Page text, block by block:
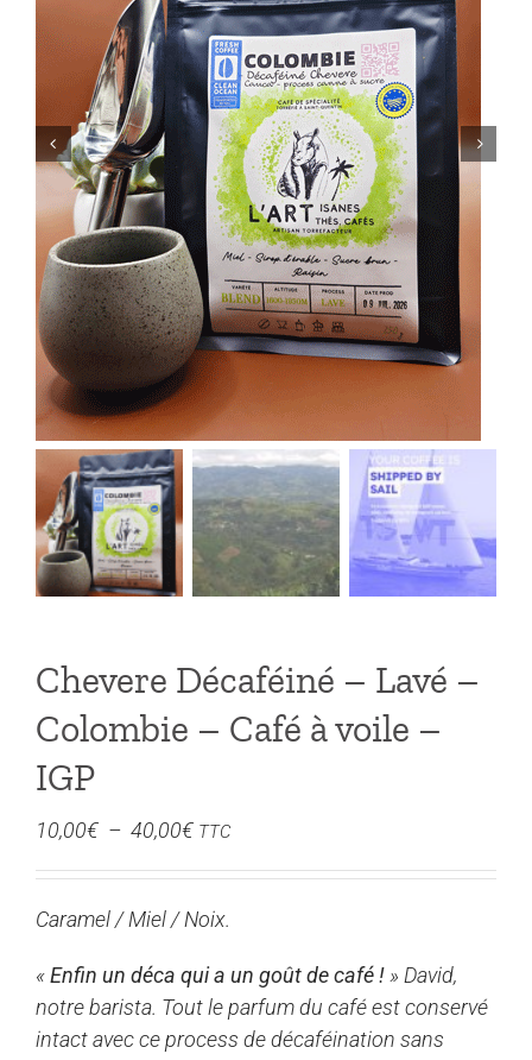
Chevere Décaféiné – Lavé –
Colombie – Café à voile –
IGP
10,00€ – 40,00€Plage
10,00€
40,00€
TTC
Caramel / Miel / Noix.
«Enfin un déca qui a un goût de café !» David,
notre barista. Tout le parfum du café est conservé
intact avec ce process de décaféination sans